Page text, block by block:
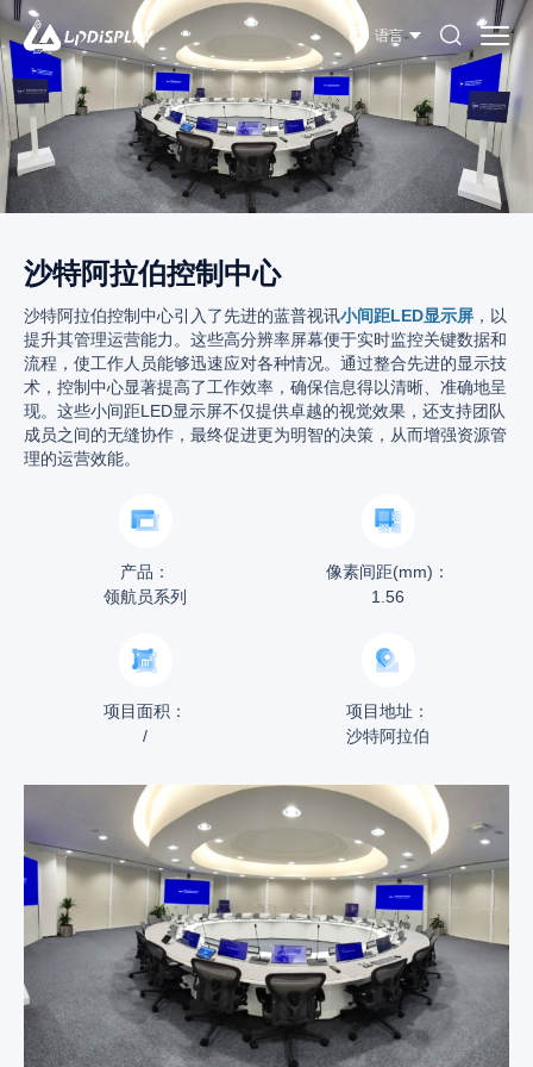
语言
沙特阿拉伯控制中心
沙特阿拉伯控制中心引入了先进的蓝普视讯小间距LED显示屏 ，以
提升其管理运营能力。这些高分辨率屏幕便于实时监控关键数据和
流程，使工作人员能够迅速应对各种情况。通过整合先进的显示技
术，控制中心显著提高了工作效率，确保信息得以清晰、准确地呈
现。这些小间距LED显示屏不仅提供卓越的视觉效果，还支持团队
成员之间的无缝协作，最终促进更为明智的决策，从而增强资源管
理的运营效能。
产品：
领航员系列
像素间距(mm)：
1.56
项目面积：
/
项目地址：
沙特阿拉伯